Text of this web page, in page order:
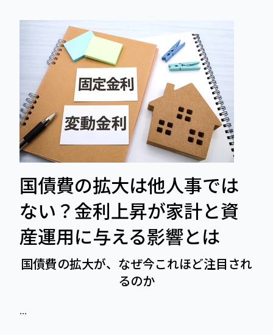
国債費の拡大は他人事では
ない？金利上昇が家計と資
産運用に与える影響とは
国債費の拡大が、なぜ今これほど注目され
るのか
...